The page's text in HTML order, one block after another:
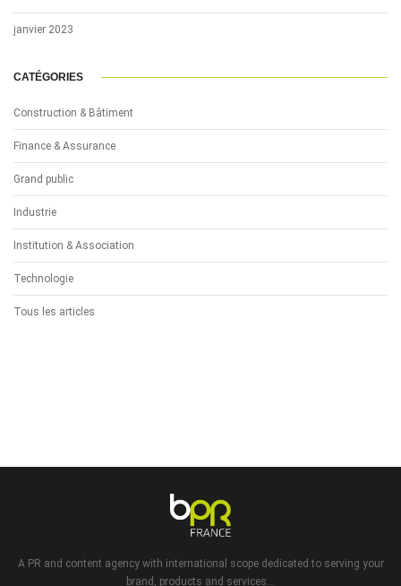
janvier 2023
CATÉGORIES
Construction & Bâtiment
Finance & Assurance
Grand public
Industrie
Institution & Association
Technologie
Tous les articles
A PR and content agency with international scope dedicated to serving your
brand, products and services...